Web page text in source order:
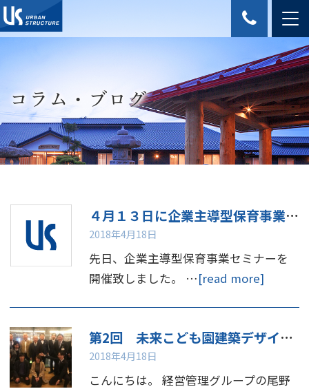
コラム・ブログ
４月１３日に企業主導型保育事業セミナーを開催しました！
2018年4月18日
先日、企業主導型保育事業セミナーを
開催致しました。 …[read more]
第2回 未来こども園建築デザインコンペ表彰式
2018年4月18日
こんにちは。 経営管理グループの尾野